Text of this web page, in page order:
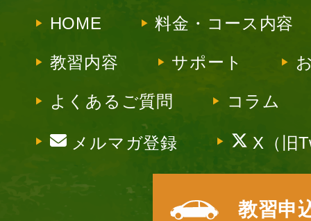
HOME 料金・コース内容
教習内容 サポート
よくあるご質問 コラム
メルマガ登録 X（旧
教習申